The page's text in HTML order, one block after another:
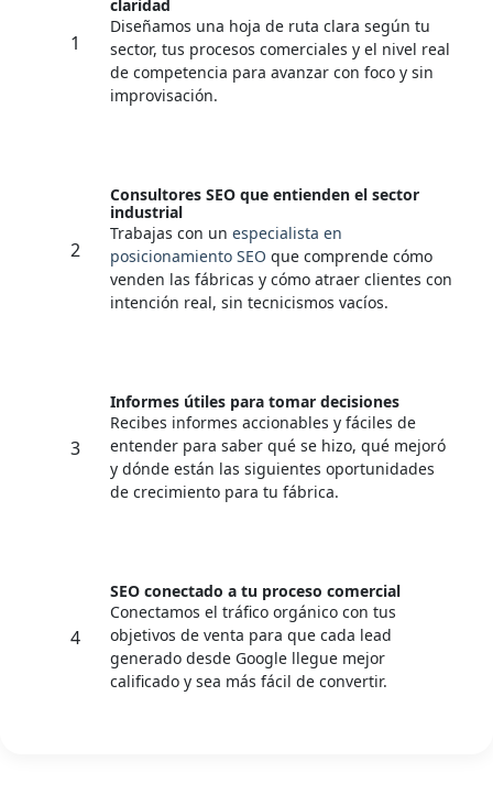
1
claridad
Diseñamos una hoja de ruta clara según tu
sector, tus procesos comerciales y el nivel real
de competencia para avanzar con foco y sin
improvisación.
2
Consultores SEO que entienden el sector
industrial
Trabajas con un especialista en
posicionamiento SEO que comprende cómo
venden las fábricas y cómo atraer clientes con
intención real, sin tecnicismos vacíos.
3
Informes útiles para tomar decisiones
Recibes informes accionables y fáciles de
entender para saber qué se hizo, qué mejoró
y dónde están las siguientes oportunidades
de crecimiento para tu fábrica.
4
SEO conectado a tu proceso comercial
Conectamos el tráfico orgánico con tus
objetivos de venta para que cada lead
generado desde Google llegue mejor
calificado y sea más fácil de convertir.